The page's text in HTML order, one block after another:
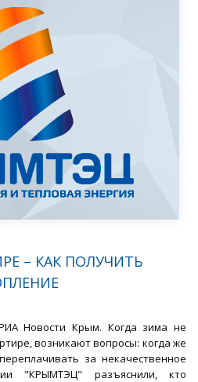
– КАК ПОЛУЧИТЬ
Новости Крым. Когда зима не
возникают вопросы: когда же
за некачественное
"КРЫМТЭЦ" разъяснили, кто